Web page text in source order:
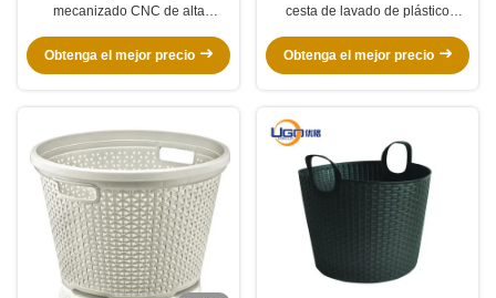
mecanizado CNC de alta
bomberos de juguete y ruedas de
personalizable
Obtenga el mejor precio
cesta de lavado de plástico
Obtenga el mejor precio